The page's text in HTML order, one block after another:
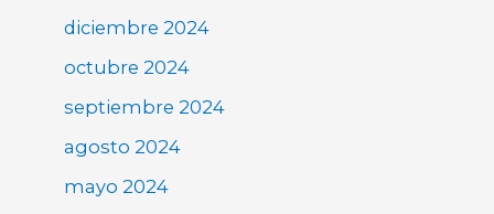
diciembre 2024
octubre 2024
septiembre 2024
agosto 2024
mayo 2024